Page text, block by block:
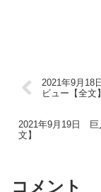
2021年9月
ビュー【全文】
2021年9月19日 巨
文】
コメント